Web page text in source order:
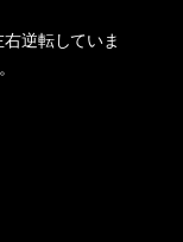
逆転していま